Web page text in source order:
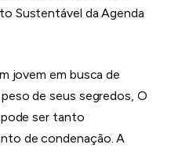
Sustentável da Agenda
jovem em busca de
de seus segredos, O
ser tanto
de condenação. A